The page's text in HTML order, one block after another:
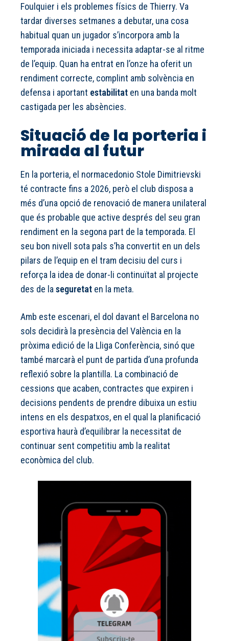
Foulquier i els problemes físics de Thierry. Va
tardar diverses setmanes a debutar, una cosa
habitual quan un jugador s’incorpora amb la
temporada iniciada i necessita adaptar-se al ritme
de l’equip. Quan ha entrat en l’onze ha oferit un
rendiment correcte, complint amb solvència en
defensa i aportant estabilitat en una banda molt
castigada per les absències.
Situació de la porteria i
mirada al futur
En la porteria, el normacedonio Stole Dimitrievski
té contracte fins a 2026, però el club disposa a
més d’una opció de renovació de manera unilateral
que és probable que active després del seu gran
rendiment en la segona part de la temporada. El
seu bon nivell sota pals s’ha convertit en un dels
pilars de l’equip en el tram decisiu del curs i
reforça la idea de donar-li continuïtat al projecte
des de la seguretat en la meta.
Amb este escenari, el dol davant el Barcelona no
sols decidirà la presència del València en la
pròxima edició de la Lliga Conferència, sinó que
també marcarà el punt de partida d’una profunda
reflexió sobre la plantilla. La combinació de
cessions que acaben, contractes que expiren i
decisions pendents de prendre dibuixa un estiu
intens en els despatxos, en el qual la planificació
esportiva haurà d’equilibrar la necessitat de
continuar sent competitiu amb la realitat
econòmica del club.